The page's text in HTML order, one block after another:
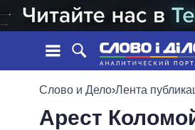
НОВОСТИ
ЛЕНТА
ОБЕЩАНИЯ
Слово и Дело›Лента
Арест